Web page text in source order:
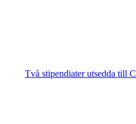
Två stipendiater utsedda till